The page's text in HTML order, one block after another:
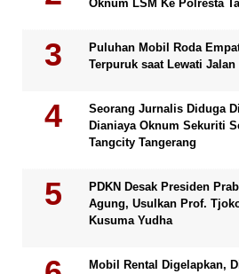
Oknum LSM Ke Polresta
Puluhan Mobil Roda
Terpuruk saat Lewati
Seorang Jurnalis Diduga
Dianiaya Oknum Sekuriti
Tangcity Tangerang
PDKN Desak Presiden
Agung, Usulkan Prof.
Kusuma Yudha
Mobil Rental Digelapkan,